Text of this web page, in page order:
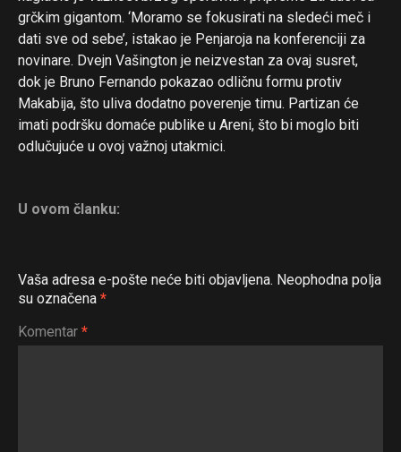
grčkim gigantom. ‘Moramo se fokusirati na sledeći meč i
dati sve od sebe’, istakao je Penjaroja na konferenciji za
novinare. Dvejn Vašington je neizvestan za ovaj susret,
dok je Bruno Fernando pokazao odličnu formu protiv
Makabija, što uliva dodatno poverenje timu. Partizan će
imati podršku domaće publike u Areni, što bi moglo biti
odlučujuće u ovoj važnoj utakmici.
U ovom članku:
Vaša adresa e-pošte neće biti objavljena. Neophodna polja
su označena *
Komentar *